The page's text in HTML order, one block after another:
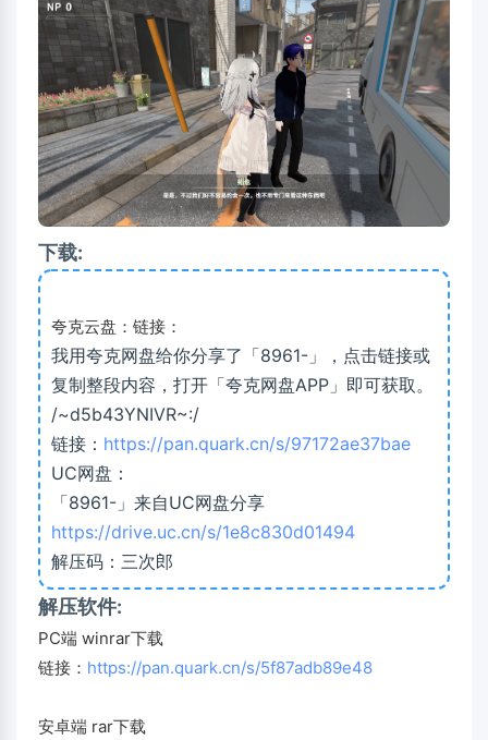
下载:
夸克云盘：链接：
我用夸克网盘给你分享了「8961-」，点击链接或
复制整段内容，打开「夸克网盘APP」即可获取。
/~d5b43YNIVR~:/
链接： https://pan.quark.cn/s/97172ae37bae
UC网盘：
「8961-」来自UC网盘分享
https://drive.uc.cn/s/1e8c830d01494
解压码：三次郎
解压软件:
PC端 winrar下载
链接： https://pan.quark.cn/s/5f87adb89e48
安卓端 rar下载